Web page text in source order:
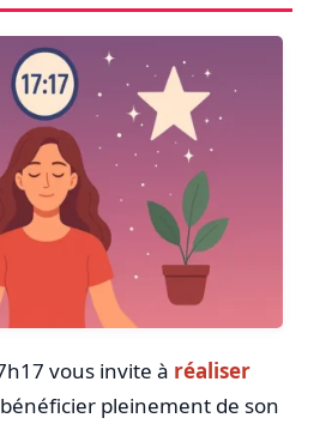
vous invite à réaliser
pleinement de son